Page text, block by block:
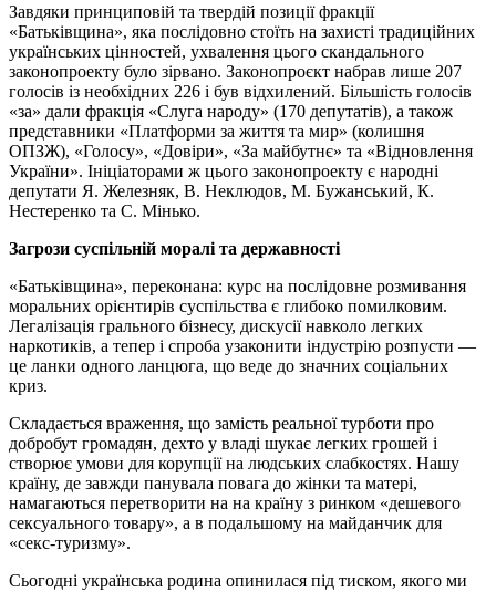
Завдяки принциповій та твердій позиції фракції
«Батьківщина», яка послідовно стоїть на захисті традиційних
українських цінностей, ухвалення цього скандального
законопроекту було зірвано. Законопроєкт набрав лише 207
голосів із необхідних 226 і був відхилений. Більшість голосів
«за» дали фракція «Слуга народу» (170 депутатів), а також
представники «Платформи за життя та мир» (колишня
ОПЗЖ), «Голосу», «Довіри», «За майбутнє» та «Відновлення
України». Ініціаторами ж цього законопроекту є народні
депутати Я. Железняк, В. Неклюдов, М. Бужанський, К.
Нестеренко та С. Мінько.
Загрози суспільній моралі та державності
«Батьківщина», переконана: курс на послідовне розмивання
моральних орієнтирів суспільства є глибоко помилковим.
Легалізація грального бізнесу, дискусії навколо легких
наркотиків, а тепер і спроба узаконити індустрію розпусти —
це ланки одного ланцюга, що веде до значних соціальних
криз.
Складається враження, що замість реальної турботи про
добробут громадян, дехто у владі шукає легких грошей і
створює умови для корупції на людських слабкостях. Нашу
країну, де завжди панувала повага до жінки та матері,
намагаються перетворити на на країну з ринком «дешевого
сексуального товару», а в подальшому на майданчик для
«секс-туризму».
Сьогодні українська родина опинилася під тиском, якого ми